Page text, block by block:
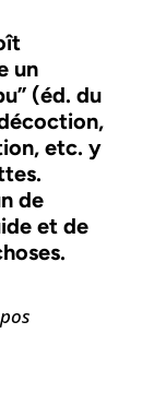
un
(éd. du
etc. y
de
et de